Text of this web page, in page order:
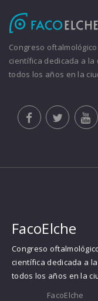
Congreso
científica dedicada a
todos los años en la
FacoElche
Congreso
científica dedicada a
todos los años en la
FacoElche